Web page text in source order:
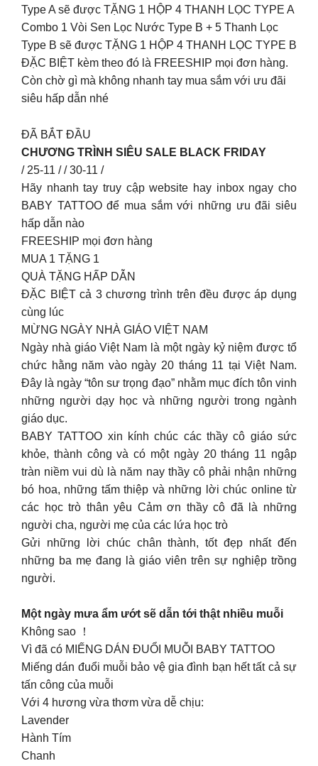
Type A sẽ được TẶNG 1 HỘP 4 THANH LỌC TYPE A
Combo 1 Vòi Sen Lọc Nước Type B + 5 Thanh Lọc
Type B sẽ được TẶNG 1 HỘP 4 THANH LỌC TYPE B
ĐẶC BIỆT kèm theo đó là FREESHIP mọi đơn hàng.
Còn chờ gì mà không nhanh tay mua sắm với ưu đãi
siêu hấp dẫn nhé
ĐÃ BẮT ĐẦU
CHƯƠNG TRÌNH SIÊU SALE BLACK FRIDAY
/ 25-11 / / 30-11 /
Hãy nhanh tay truy cập website hay inbox ngay cho
BABY TATTOO để mua sắm với những ưu đãi siêu
hấp dẫn nào
FREESHIP mọi đơn hàng
MUA 1 TẶNG 1
QUÀ TẶNG HẤP DẪN
ĐẶC BIỆT cả 3 chương trình trên đều được áp dụng
cùng lúc
MỪNG NGÀY NHÀ GIÁO VIỆT NAM
Ngày nhà giáo Việt Nam là một ngày kỷ niệm được tổ
chức hằng năm vào ngày 20 tháng 11 tại Việt Nam.
Đây là ngày “tôn sư trọng đạo” nhằm mục đích tôn vinh
những người dạy học và những người trong ngành
giáo dục.
BABY TATTOO xin kính chúc các thầy cô giáo sức
khỏe, thành công và có một ngày 20 tháng 11 ngập
tràn niềm vui dù là năm nay thầy cô phải nhận những
bó hoa, những tấm thiệp và những lời chúc online từ
các học trò thân yêu Cảm ơn thầy cô đã là những
người cha, người mẹ của các lứa học trò
Gửi những lời chúc chân thành, tốt đẹp nhất đến
những ba mẹ đang là giáo viên trên sự nghiệp trồng
người.
Một ngày mưa ẩm ướt sẽ dẫn tới thật nhiều muỗi
Không sao ！
Vì đã có MIẾNG DÁN ĐUỔI MUỖI BABY TATTOO
Miếng dán đuổi muỗi bảo vệ gia đình bạn hết tất cả sự
tấn công của muỗi
Với 4 hương vừa thơm vừa dễ chịu:
Lavender
Hành Tím
Chanh